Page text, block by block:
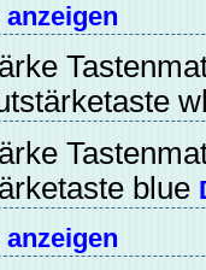
blue